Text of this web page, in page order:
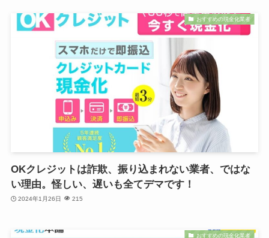
おすすめの現金化業者
OKクレジットは詐欺、振り込まれない業者、ではな
い理由。怪しい、遅いも全てデマです！
2024年1月26日 215
おすすめの現金化業者